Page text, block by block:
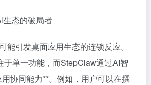
生态的破局者
能引发桌面应用生态的连锁反应。
于单一功能，而StepClaw通过AI智
协同能力**。例如，用户可以在撰